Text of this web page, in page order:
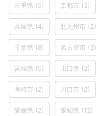
三重県 (5) 京都市 (3)
兵庫県 (4) 北九州市 (2)
千葉県 (8) 名古屋市 (3)
宮城県 (5) 山口県 (2)
岡崎市 (2) 川口市 (2)
愛媛県 (2) 愛知県 (12)